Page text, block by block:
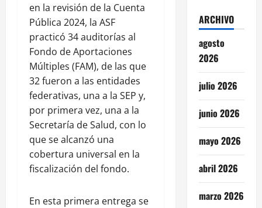
en la revisión de la Cuenta
Pública 2024, la ASF
practicó 34 auditorías al
Fondo de Aportaciones
Múltiples (FAM), de las que
32 fueron a las entidades
federativas, una a la SEP y,
por primera vez, una a la
Secretaría de Salud, con lo
que se alcanzó una
cobertura universal en la
fiscalización del fondo.
En esta primera entrega se
ARCHIVO
agosto
2026
julio 2026
junio 2026
mayo 2026
abril 2026
marzo 2026